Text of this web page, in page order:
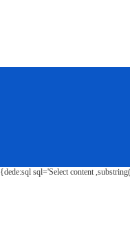
{dede:sql sql='Select content